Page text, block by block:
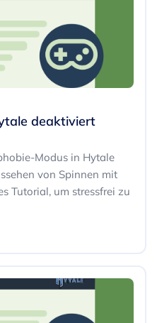
deaktiviert
Modus in Hytale
von Spinnen mit
Tutorial, um stressfrei zu